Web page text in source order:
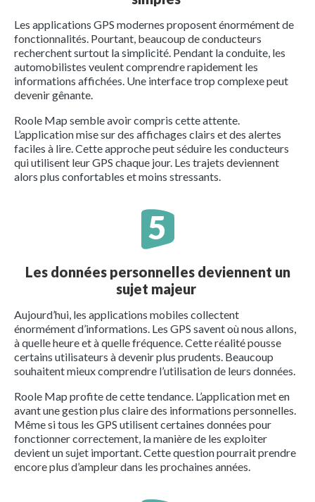
Les applications GPS modernes proposent énormément de
fonctionnalités. Pourtant, beaucoup de conducteurs
recherchent surtout la simplicité. Pendant la conduite, les
automobilistes veulent comprendre rapidement les
informations affichées. Une interface trop complexe peut
devenir gênante.
Roole Map semble avoir compris cette attente.
L’application mise sur des affichages clairs et des alertes
faciles à lire. Cette approche peut séduire les conducteurs
qui utilisent leur GPS chaque jour. Les trajets deviennent
alors plus confortables et moins stressants.
Les données personnelles deviennent un
sujet majeur
Aujourd’hui, les applications mobiles collectent
énormément d’informations. Les GPS savent où nous allons,
à quelle heure et à quelle fréquence. Cette réalité pousse
certains utilisateurs à devenir plus prudents. Beaucoup
souhaitent mieux comprendre l’utilisation de leurs données.
Roole Map profite de cette tendance. L’application met en
avant une gestion plus claire des informations personnelles.
Même si tous les GPS utilisent certaines données pour
fonctionner correctement, la manière de les exploiter
devient un sujet important. Cette question pourrait prendre
encore plus d’ampleur dans les prochaines années.